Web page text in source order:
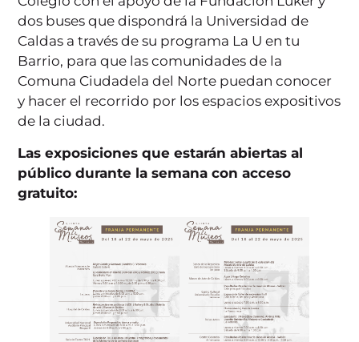
dos buses que dispondrá la Universidad de
Caldas a través de su programa La U en tu
Barrio, para que las comunidades de la
Comuna Ciudadela del Norte puedan conocer
y hacer el recorrido por los espacios expositivos
de la ciudad.
Las exposiciones que estarán abiertas al
público durante la semana con acceso
gratuito: